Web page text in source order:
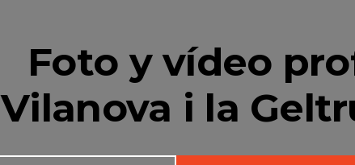
Foto y vídeo
Vilanova i la